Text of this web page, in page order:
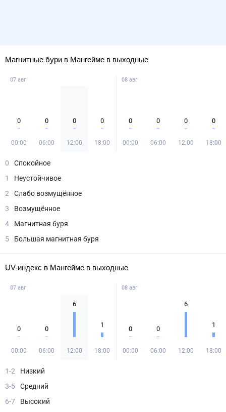
Магнитные бури в Мангейме в выходные
07 авг
0
00:00
0
06:00
0
12:00
0
18:00
08 авг
0
00:00
0
06:00
0
12:00
0
18:00
0
Спокойное
1
Неустойчивое
2
Слабо возмущённое
3
Возмущённое
4
Магнитная буря
5
Большая магнитная буря
UV-индекс в Мангейме в выходные
07 авг
0
00:00
0
06:00
6
12:00
1
18:00
08 авг
0
00:00
0
06:00
6
12:00
1
18:00
1-2
Низкий
3-5
Средний
6-7
Высокий